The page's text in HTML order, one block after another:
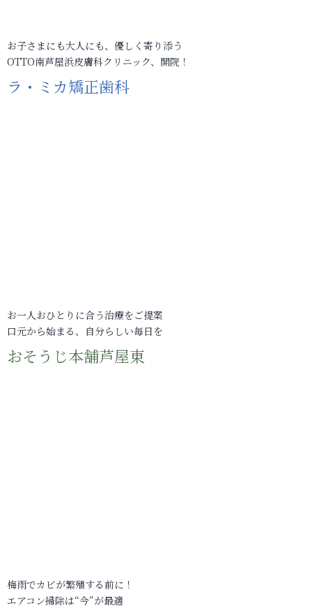
お子さまにも大人にも、優しく寄り添う
OTTO南芦屋浜皮膚科クリニック、開院！
ラ・ミカ矯正歯科
お一人おひとりに合う治療をご提案
口元から始まる、自分らしい毎日を
おそうじ本舗芦屋東
梅雨でカビが繁殖する前に！
エアコン掃除は“今”が最適